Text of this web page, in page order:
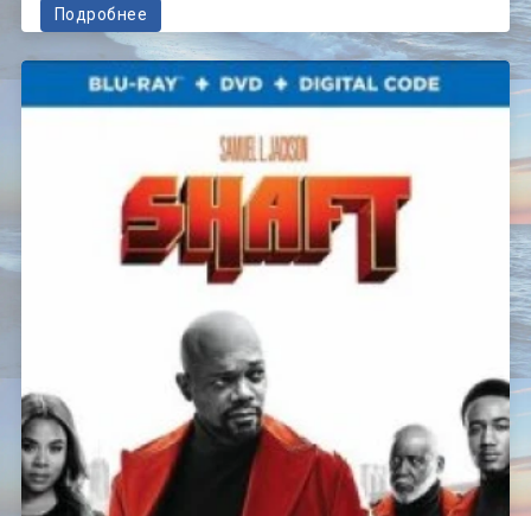
Подробнее